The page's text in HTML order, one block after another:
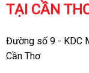
TẠI CẦN
Đường số 9 - KDC
Cần Thơ